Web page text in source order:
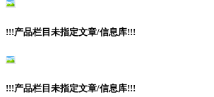
!!!产品栏目未指定文章/信息库!!!
!!!产品栏目未指定文章/信息库!!!